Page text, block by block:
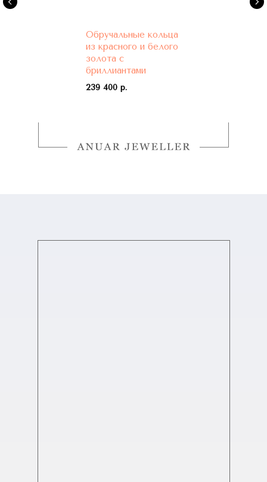
Обручальные кольца
из красного и белого
золота с
бриллиантами
239 400 р.